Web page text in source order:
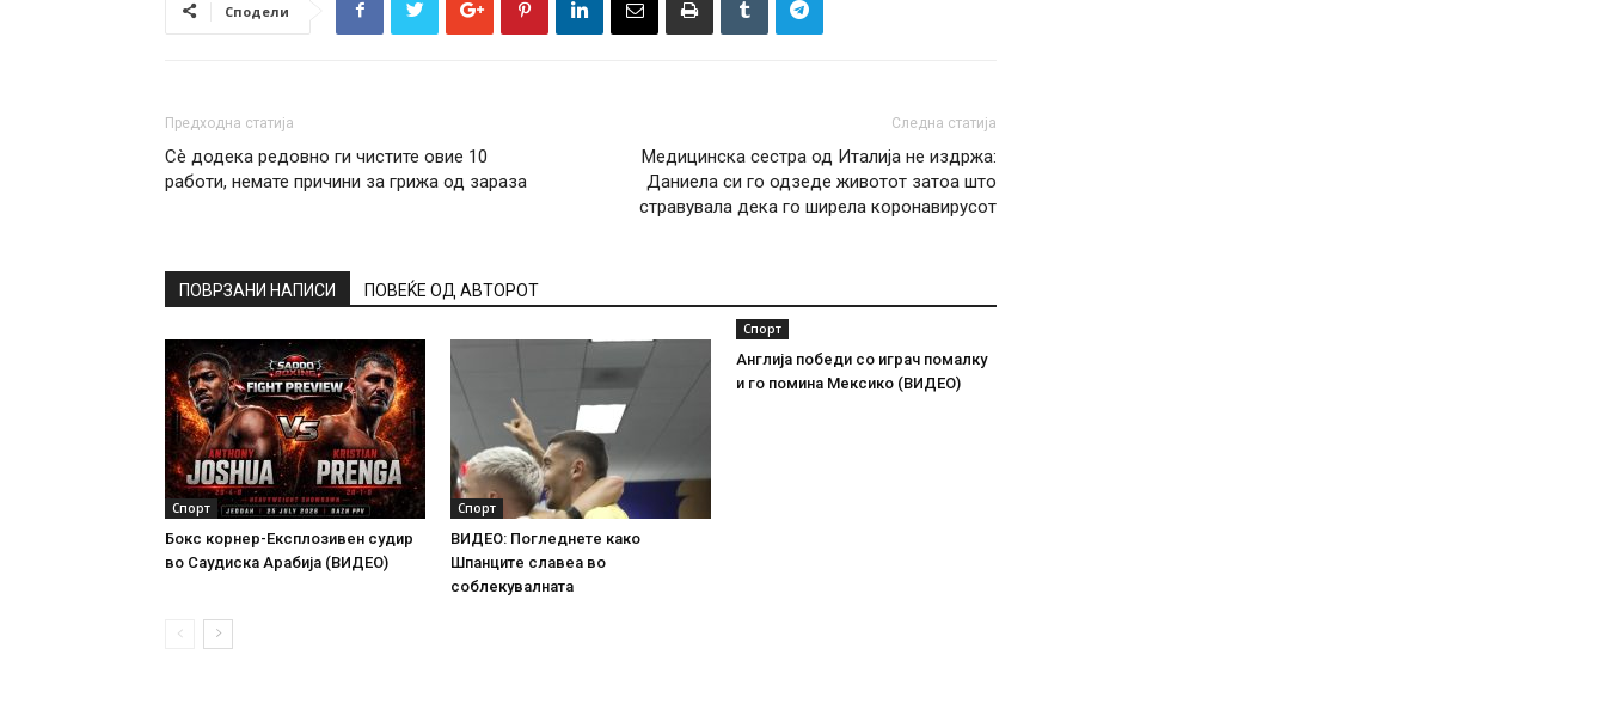
Сподели
Предходна статија
Сè додека редовно ги чистите овие 10
работи, немате причини за грижа од зараза
Следна статија
Медицинска сестра од Италија не издржа:
Даниела си го одзеде животот затоа што
стравувала дека го ширела коронавирусот
ПОВРЗАНИ НАПИСИ ПОВЕЌЕ ОД АВТОРОТ
Спорт
Бокс корнер-Експлозивен судир
во Саудиска Арабија (ВИДЕО)
Спорт
ВИДЕО: Погледнете како
Шпанците славеа во
соблекувалната
Спорт
Англија победи со играч помалку
и го помина Мексико (ВИДЕО)